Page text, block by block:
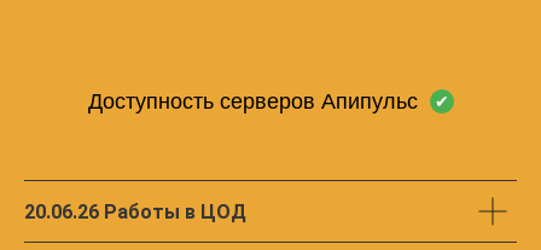
Доступность серверов Апипульс ✔
20.06.26 Работы в ЦОД
ОБЩИЕ ВОПРОСЫ